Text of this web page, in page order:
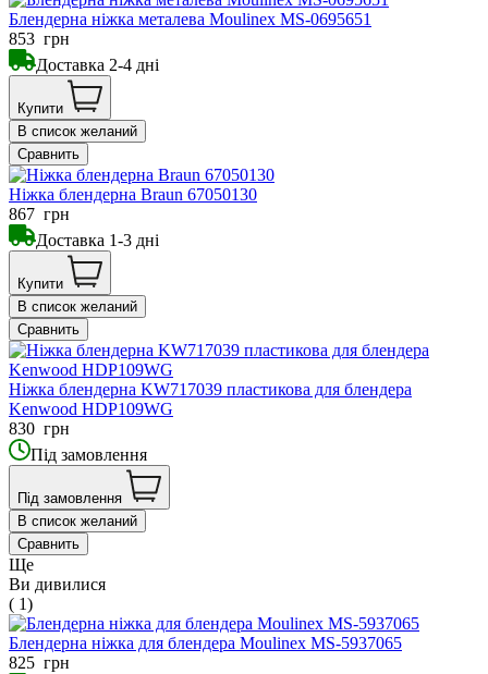
Блендерна ніжка металева Moulinex MS-0695651
853 грн
Доставка 2-4 дні
Купити
В список желаний
Сравнить
Ніжка блендерна Braun 67050130
867 грн
Доставка 1-3 дні
Купити
В список желаний
Сравнить
Ніжка блендерна KW717039 пластикова для блендера
Kenwood HDP109WG
830 грн
Під замовлення
Під замовлення
В список желаний
Сравнить
Ще
Ви дивилися
( 1)
Блендерна ніжка для блендера Moulinex MS-5937065
825 грн